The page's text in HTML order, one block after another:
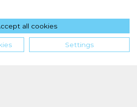
podemos ayudarte?
all cookies
Settings